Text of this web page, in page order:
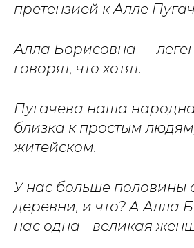
претензией к Алле
Алла Борисовна —
говорят, что хотят.
Пугачева наша
близка к простым
житейском.
У нас больше половины
деревни, и что? А Алла
нас одна - великая